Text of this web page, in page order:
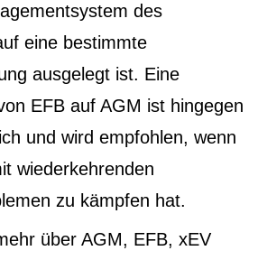
des
eine bestimmte
ausgelegt ist. Eine
EFB auf AGM ist hingegen
und wird empfohlen, wenn
wiederkehrenden
zu kämpfen hat.
über AGM, EFB, xEV